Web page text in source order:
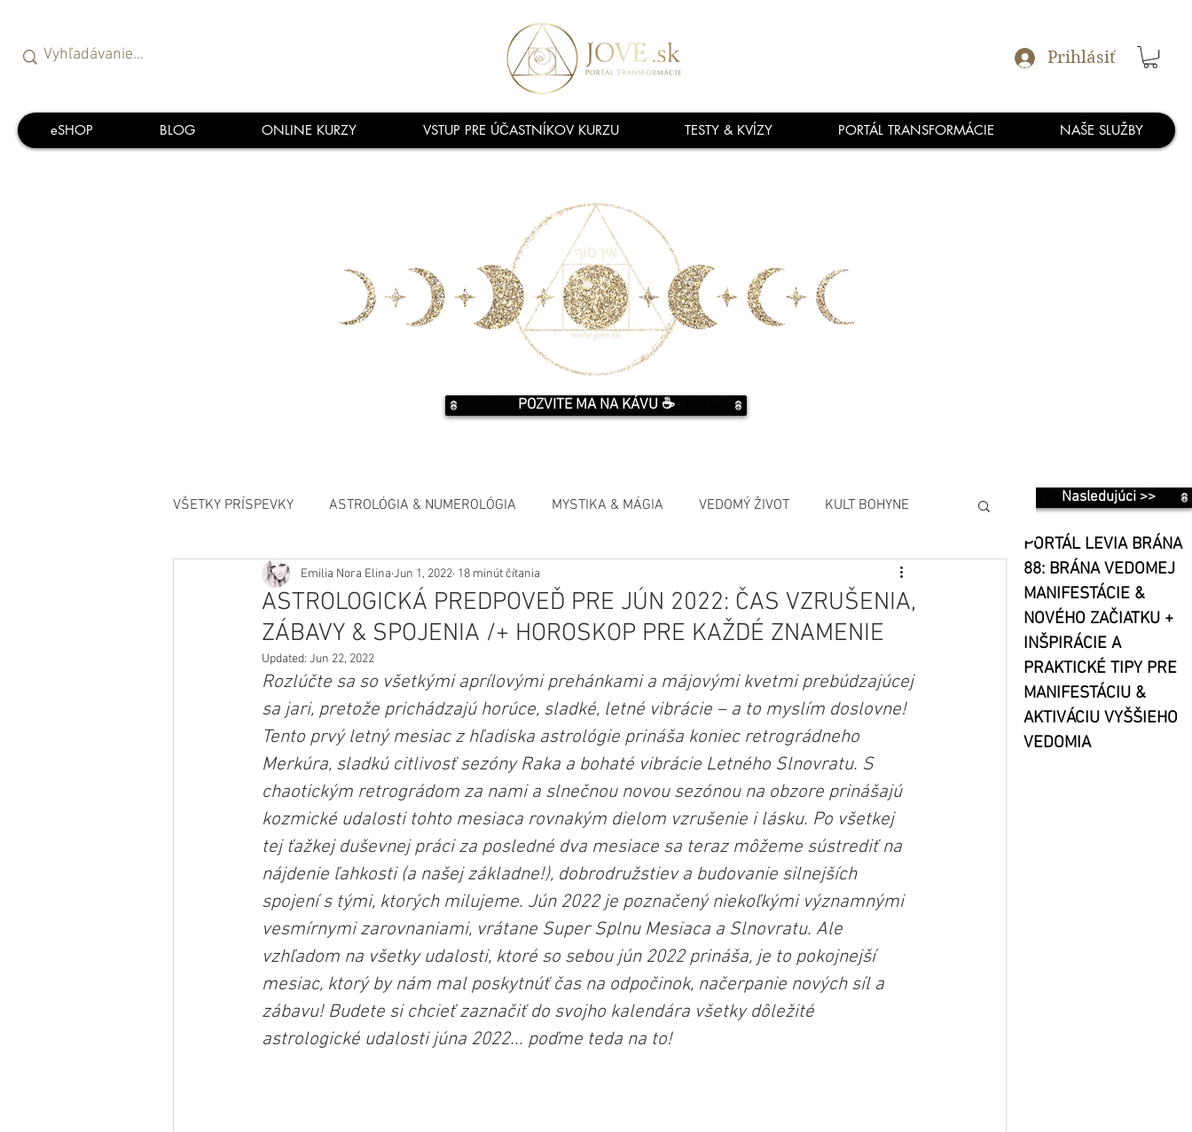
Prihlásiť
eSHOP BLOG ONLINE KURZY VSTUP PRE ÚČASTNÍKOV KURZU TESTY & KVÍZY PORTÁL TRANSFORMÁCIE NAŠE SLUŽBY
POZVITE MA NA KÁVU ☕️
Nasledujúci >>
PORTÁL LEVIA BRÁNA
88: BRÁNA VEDOMEJ
MANIFESTÁCIE &
NOVÉHO ZAČIATKU +
INŠPIRÁCIE A
PRAKTICKÉ TIPY PRE
MANIFESTÁCIU &
AKTIVÁCIU VYŠŠIEHO
VEDOMIA
VŠETKY PRÍSPEVKY ASTROLÓGIA & NUMEROLÓGIA MYSTIKA & MÁGIA VEDOMÝ ŽIVOT KULT BOHYNE
MANIFESTÁCIA
ASTROLOGICKÁ PREDPOVEĎ PRE JÚN 2022: ČAS VZRUŠENIA,
ZÁBAVY & SPOJENIA /+ HOROSKOP PRE KAŽDÉ ZNAMENIE
Emilia Nora Elina Jun 1, 2022 18 minút čítania
Updated: Jun 22, 2022
Rozlúčte sa so všetkými aprílovými prehánkami a májovými kvetmi prebúdzajúcej
sa jari, pretože prichádzajú horúce, sladké, letné vibrácie – a to myslím doslovne!
Tento prvý letný mesiac z hľadiska astrológie prináša koniec retrográdneho
Merkúra, sladkú citlivosť sezóny Raka a bohaté vibrácie Letného Slnovratu. S
chaotickým retrográdom za nami a slnečnou novou sezónou na obzore prinášajú
kozmické udalosti tohto mesiaca rovnakým dielom vzrušenie i lásku. Po všetkej
tej ťažkej duševnej práci za posledné dva mesiace sa teraz môžeme sústrediť na
nájdenie ľahkosti (a našej základne!), dobrodružstiev a budovanie silnejších
spojení s tými, ktorých milujeme. Jún 2022 je poznačený niekoľkými významnými
vesmírnymi zarovnaniami, vrátane Super Splnu Mesiaca a Slnovratu. Ale
vzhľadom na všetky udalosti, ktoré so sebou jún 2022 prináša, je to pokojnejší
mesiac, ktorý by nám mal poskytnúť čas na odpočinok, načerpanie nových síl a
zábavu! Budete si chcieť zaznačiť do svojho kalendára všetky dôležité
astrologické udalosti júna 2022... poďme teda na to!